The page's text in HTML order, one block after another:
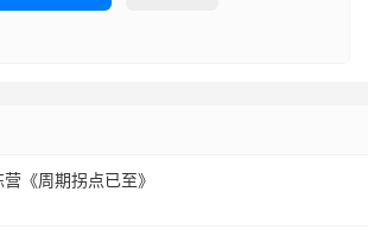
《周期拐点已至》